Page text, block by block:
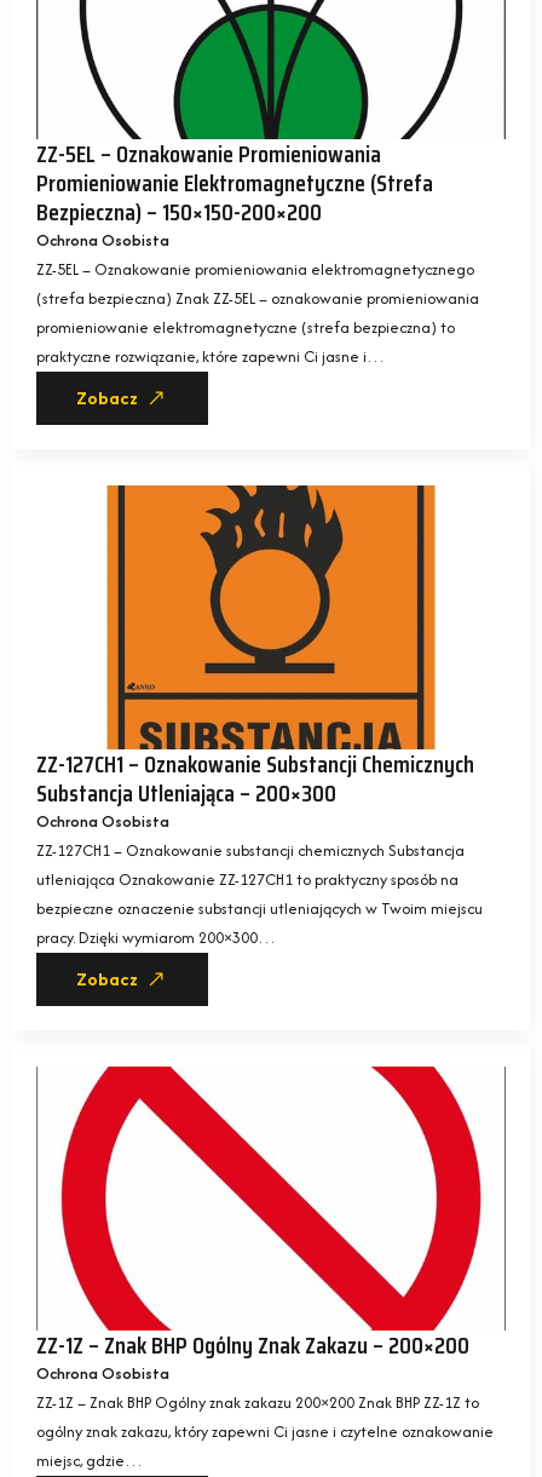
ZZ-5EL – Oznakowanie Promieniowania
Promieniowanie Elektromagnetyczne (strefa
Bezpieczna) – 150×150-200×200
Ochrona Osobista
ZZ-5EL – Oznakowanie promieniowania elektromagnetycznego
(strefa bezpieczna) Znak ZZ-5EL – oznakowanie promieniowania
promieniowanie elektromagnetyczne (strefa bezpieczna) to
praktyczne rozwiązanie, które zapewni Ci jasne i…
Zobacz
ZZ-127CH1 – Oznakowanie Substancji Chemicznych
Substancja Utleniająca – 200×300
Ochrona Osobista
ZZ-127CH1 – Oznakowanie substancji chemicznych Substancja
utleniająca Oznakowanie ZZ-127CH1 to praktyczny sposób na
bezpieczne oznaczenie substancji utleniających w Twoim miejscu
pracy. Dzięki wymiarom 200×300…
Zobacz
ZZ-1Z – Znak BHP Ogólny Znak Zakazu – 200×200
Ochrona Osobista
ZZ-1Z – Znak BHP Ogólny znak zakazu 200×200 Znak BHP ZZ-1Z to
ogólny znak zakazu, który zapewni Ci jasne i czytelne oznakowanie
miejsc, gdzie…